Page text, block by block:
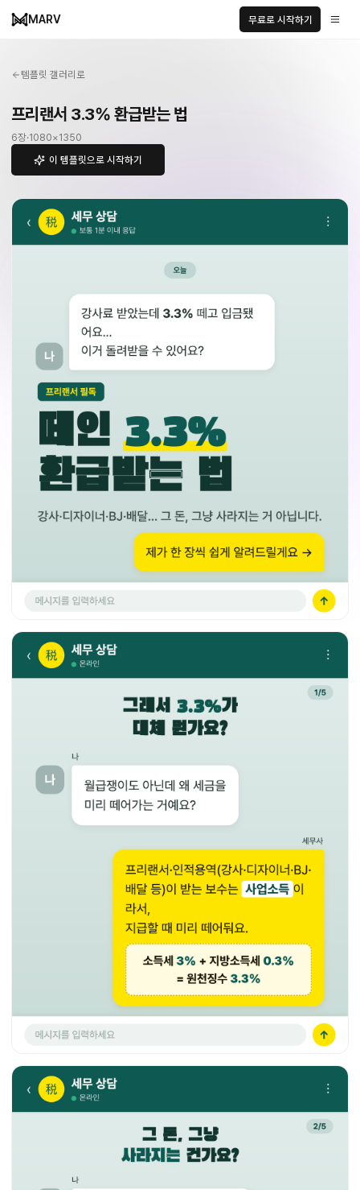
MARV 무료로 시작하기
템플릿 갤러리로
프리랜서 3.3% 환급받는 법
6장·1080×1350
이 템플릿으로 시작하기